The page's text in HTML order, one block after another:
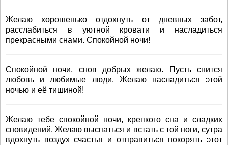
Желаю хорошенько отдохнуть от дневных забот,
расслабиться в уютной кровати и насладиться
прекрасными снами. Спокойной ночи!
Спокойной ночи, снов добрых желаю. Пусть снится
любовь и любимые люди. Желаю насладиться этой
ночью и её тишиной!
Желаю тебе спокойной ночи, крепкого сна и сладких
сновидений. Желаю выспаться и встать с той ноги, сутра
вдохнуть воздух счастья и отправиться покорять этот